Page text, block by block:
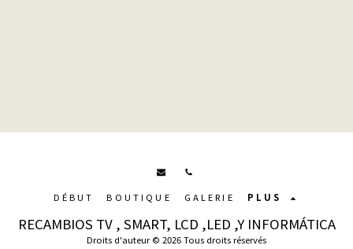
RECAMBIOS TV , SMART, LCD ,LED ,Y INFORMÁTICA
Droits d'auteur © 2026 Tous droits réservés
DÉBUT BOUTIQUE GALERIE PLUS